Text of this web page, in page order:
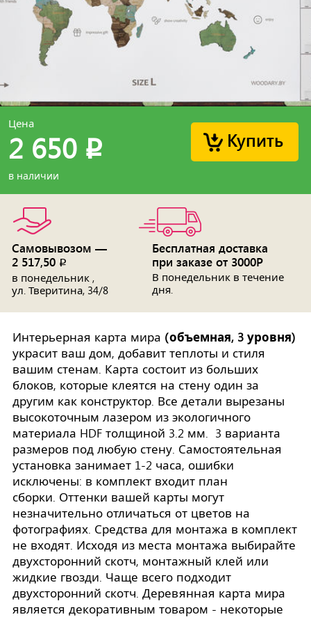
Купить
Цена
2 650 p
в наличии
Самовывозом —
2 517,50 p
в понедельник ,
ул. Тверитина, 34/8
Бесплатная доставка
при заказе от 3000Р
В понедельник в течение
дня.
Интерьерная карта мира (объемная, 3 уровня)
украсит ваш дом, добавит теплоты и стиля
вашим стенам. Карта состоит из больших
блоков, которые клеятся на стену один за
другим как конструктор. Все детали вырезаны
высокоточным лазером из экологичного
материала HDF толщиной 3.2 мм. 3 варианта
размеров под любую стену. Самостоятельная
установка занимает 1-2 часа, ошибки
исключены: в комплект входит план
сборки. Оттенки вашей карты могут
незначительно отличаться от цветов на
фотографиях. Средства для монтажа в комплект
не входят. Исходя из места монтажа выбирайте
двухсторонний скотч, монтажный клей или
жидкие гвозди. Чаще всего подходит
двухсторонний скотч. Деревянная карта мира
является декоративным товаром - некоторые